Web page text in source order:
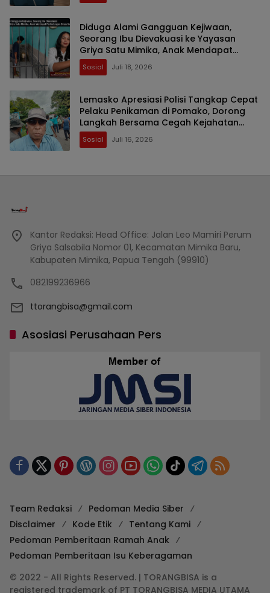
Diduga Alami Gangguan Kejiwaan,
Seorang Ibu Dievakuasi ke Yayasan
Griya Satu Mimika, Anak Mendapat
Perlindungan Dinas Sosial
Sosial Juli 18, 2026
Lemasko Apresiasi Polisi Tangkap Cepat
Pelaku Penikaman di Pomako, Dorong
Langkah Bersama Cegah Kejahatan
Berulang
Sosial Juli 16, 2026
Kantor Redaksi: Head Office: Jalan Leo Mamiri Perum
Griya Salsabila Nomor 01, Kecamatan Mimika Baru,
Kabupaten Mimika, Papua Tengah (99910)
082199236966
ttorangbisa@gmail.com
Asosiasi Perusahaan Pers
Team Redaksi
Pedoman Media Siber
Disclaimer
Kode Etik
Tentang Kami
Pedoman Pemberitaan Ramah Anak
Pedoman Pemberitaan Isu Keberagaman
© 2022 - All Rights Reserved. | TORANGBISA is a
registered trademark of PT TORANGBISA MEDIA UTAMA